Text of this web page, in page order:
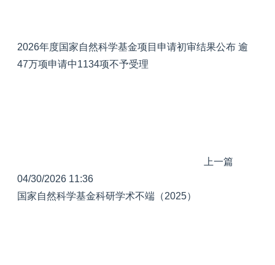
2026年度国家自然科学基金项目申请初审结果公布 逾
47万项申请中1134项不予受理
上一篇
04/30/2026 11:36
国家自然科学基金科研学术不端（2025）